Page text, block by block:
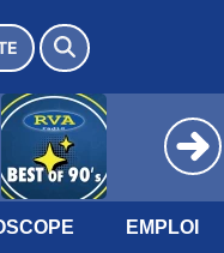
EMPLOI